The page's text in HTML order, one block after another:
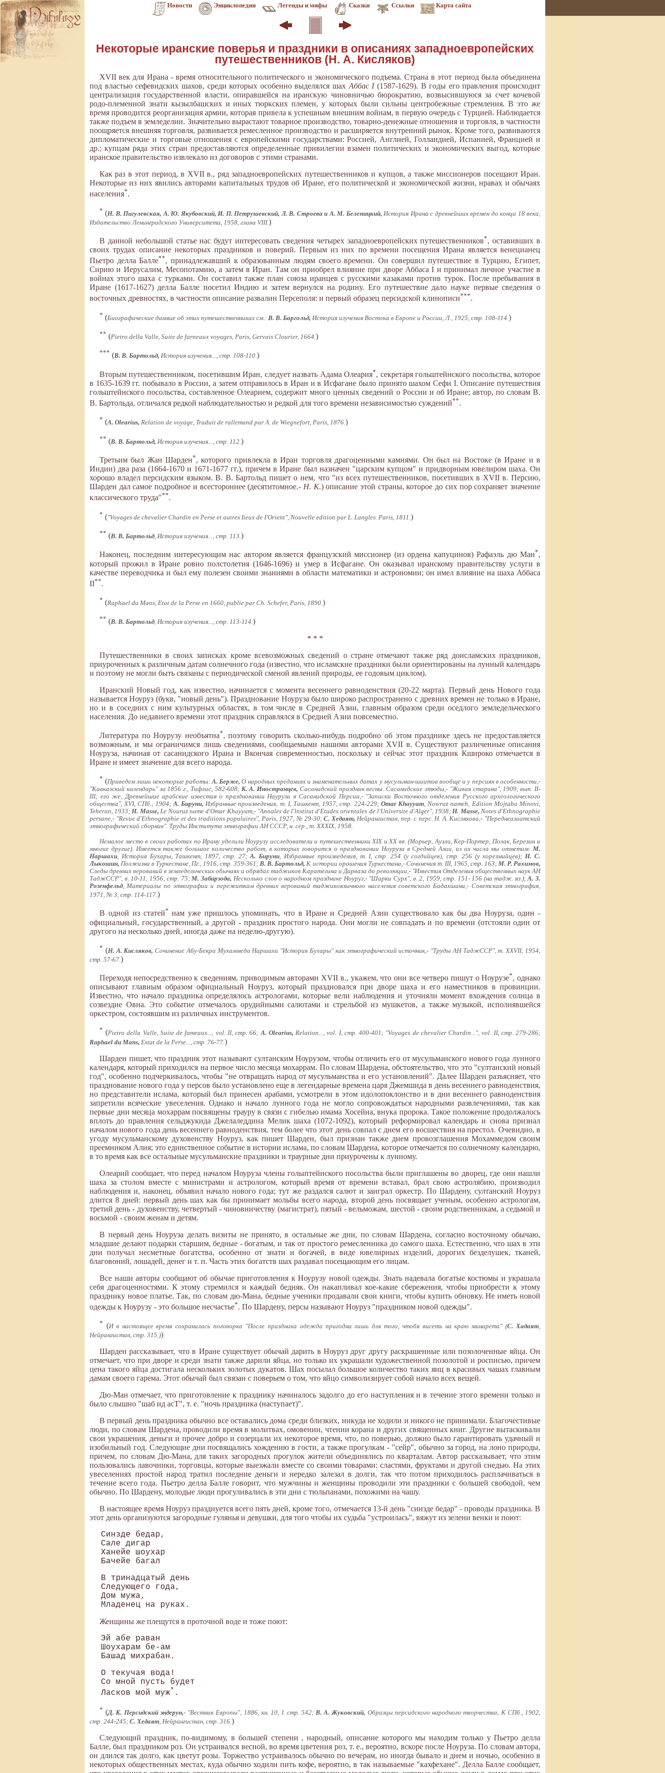
Новости Энциклопедия Легенды и мифы Сказки Ссылки Карта сайта
Некоторые иранские поверья и праздники в описаниях западноевропейских
путешественников (Н. А. Кисляков)
XVII век для Ирана - время относительного политического и экономического подъема. Страна в этот период была объединена
под властью сефевидских шахов, среди которых особенно выделялся шах Аббас I(1587-1629). В годы его правления происходит
централизация государственной власти, опиравшейся на иранскую чиновничью бюрократию, возвысившуюся за счет кочевой
родо-племенной знати кызылбашских и иных тюркских племен, у которых были сильны центробежные стремления. В это же
время проводится реорганизация армии, которая привела к успешным внешним войнам, в первую очередь с Турцией. Наблюдается
также подъем в земледелии. Значительно вырастают товарное производство, товарно-денежные отношения и торговля, в частности
поощряется внешняя торговля, развивается ремесленное производство и расширяется внутренний рынок. Кроме того, развиваются
дипломатические и торговые отношения с европейскими государствами: Россией, Англией, Голландией, Испанией, Францией и
др.; купцам ряда этих стран предоставляются определенные привилегии взамен политических и экономических выгод, которые
иранское правительство извлекало из договоров с этими странами.
Как раз в этот период, в XVII в., ряд западноевропейских путешественников и купцов, а также миссионеров посещают Иран.
Некоторые из них явились авторами капитальных трудов об Иране, его политической и экономической жизни, нравах и обычаях
населения*.
* (Н. В. Пигулевская, А. Ю. Якубовский, И. П. Петрушевский, Л. В. Строева и А. М. Беленицкий, История Ирана с древнейших времен до конца 18 века,
Издательство Ленинградского Университета, 1958, глава VIII.)
В данной небольшой статье нас будут интересовать сведения четырех западноевропейских путешественников*, оставивших в
своих трудах описание некоторых праздников и поверий. Первым из них по времени посещения Ирана является венецианец
Пьетро делла Балле**, принадлежавший к образованным людям своего времени. Он совершил путешествие в Турцию, Египет,
Сирию и Иерусалим, Месопотамию, а затем в Иран. Там он приобрел влияние при дворе Аббаса I и принимал личное участие в
войнах этого шаха с турками. Он составил также план союза иранцев с русскими казаками против турок. После пребывания в
Иране (1617-1627) делла Балле посетил Индию и затем вернулся на родину. Его путешествие дало науке первые сведения о
восточных древностях, в частности описание развалин Персеполя: и первый образец персидской клинописи***.
* (Биографические данные об этих путешественниках см.: В. В. Баргольд, История изучения Востока в Европе и России, Л., 1925, стр. 108-114.)
** (Pietro della Valle, Suite de farneaux voyages, Paris, Gervais Clourier, 1664.)
*** (В. В. Бартольд, История изучения..., стр. 108-110.)
Вторым путешественником, посетившим Иран, следует назвать Адама Олеария*, секретаря гольштейнского посольства, которое
в 1635-1639 гг. побывало в России, а затем отправилось в Иран и в Исфагане было принято шахом Сефи I. Описание путешествия
гольштейнского посольства, составленное Олеарием, содержит много ценных сведений о России и об Иране; автор, по словам В.
В. Бартольда, отличался редкой наблюдательностью и редкой для того времени независимостью суждений**.
* (A. Olearius, Relation de voyage, Traduit de rallemand par A. de Wiegnefort, Paris, 1876.)
** (В. В. Бартольд, История изучения..., стр. 112.)
Третьим был Жан Шарден*, которого привлекла в Иран торговля драгоценными камнями. Он был на Востоке (в Иране и в
Индии) два раза (1664-1670 и 1671-1677 гг.), причем в Иране был назначен "царским купцом" и придворным ювелиром шаха. Он
хорошо владел персидским языком. В. В. Бартольд пишет о нем, что "из всех путешественников, посетивших в XVII в. Персию,
Шарден дал самое подробное и всестороннее (десятитомное.- Н. К.) описание этой страны, которое до сих пор сохраняет значение
классического труда"**.
* ("Voyages de chevalier Chardin en Perse et autres Iieux de I'Orient", Nouvelle edition par L. Langles. Paris, 1811.)
** (В. В. Бартольд, История изучения..., стр. 113.)
Наконец, последним интересующим нас автором является французский миссионер (из ордена капуцинов) Рафаэль дю Ман*,
который прожил в Иране ровно полстолетия (1646-1696) и умер в Исфагане. Он оказывал иранскому правительству услуги в
качестве переводчика и был ему полезен своими знаниями в области математики и астрономии; он имел влияние на шаха Аббаса
II**.
* (Raphael du Mans, Etat de la Perse en 1660, publie par Ch. Schefer, Paris, 1890.)
** (В. В. Бартольд, История изучения..., стр. 113-114.)
* * *
Путешественники в своих записках кроме всевозможных сведений о стране отмечают также ряд доисламских праздников,
приуроченных к различным датам солнечного года (известно, что исламские праздники были ориентированы на лунный календарь
и поэтому не могли быть связаны с периодической сменой явлений природы, ее годовым циклом).
Иранский Новый год, как известно, начинается с момента весеннего равноденствия (20-22 марта). Первый день Нового года
называется Ноуруз (букв, "новый день"). Празднование Ноуруза было широко распространено с древних времен не только в Иране,
но и в соседних с ним культурных областях, в том числе в Средней Азии, главным образом среди оседлого земледельческого
населения. До недавнего времени этот праздник справлялся в Средней Азии повсеместно.
Литература по Ноурузу необъятна*, поэтому говорить сколько-нибудь подробно об этом празднике здесь не предоставляется
возможным, и мы ограничимся лишь сведениями, сообщаемыми нашими авторами XVII в. Существуют различенные описания
Ноуруза, начиная от сасанидского Ирана и Вкончая современностью, поскольку и сейчас этот праздник Кшироко отмечается в
Иране и имеет значение для всего народа.
* (Приведем лишь некоторые работы:А. Берже, О народных преданиях и знаменательных датах у мусульман-шиитов вообще и у персиян в особенности,-
"Кавказский календарь" за 1856 г., Тифлис, 582-608; К. А. Иностранцев, Сасанидский праздник весны. Сасанидские этюды,- "Живая старина", 1909, вып. II-
III; его же, Древнейшие арабские известия о праздновании Науруза в Сасанидской Персии,- "Записки Восточного отделения Русского археологического
общества", XVI, СПб., 1904;А. Бируни, Избранные произведения, т. I, Ташкент, 1957, стр. 224-229; Omar Khayyam, Nowruz nameh, Edition Mojtaba Minovi,
Teheran, 1933;H. Masse, Le Nouruz name d'Omar Khayyam,- "Annales de l'lnstitut d'Etudes orientales de l'Universite d'Alger", 1938;H. Masse, Notes d'Ethnographie
persane,- "Revue d'Ethnographie et des traditions populaires", Paris, 1927, № 29-30;С. Хедаят, Нейрангистан, пер. с перс. Н. А. Кислякова,- "Переднеазиатский
этнографический сборник". Труды Института этнографии АН СССР, н. сер., т. XXXIX, 1958.
Немалое место в своих работах по Ирану уделили Ноурузу исследователи и путешественники XIX и XX вв. (Морьер, Аузли, Кер-Портер, Полак, Березин и
многие другие). Имеется также большое количество работ, в которых говорится о праздновании Ноуруза в Средней Азии, из их числа мы отметим: М.
Наршахи, История Бухары, Ташкент, 1897, стр. 27;А. Бируни, Избранные произведения, т. I, стр. 254 (у согдийцев), стр. 256 (у хорезмийцев);Н. С.
Лыкошин, Полжизни в Туркестане, Пг., 1916, стр. 359-361;В. В. Бартольд, К истории орошения Туркестана,- Сочинения т. III, 1965, стр. 163; М. Р. Рахимов,
Следы древних верований в земледельческих обычаях и обрядах таджиков Каратегина и Дарваза до революции,- "Известия Отделения общественных наук АН
ТаджССР", в. 10-11, 1956, стр. 75;М. Забирзода, Несколько слов о народном празднике Ноуруз,- "Шарки Сурх", в. 2, 1959, стр. 151- 156 (на тадж. яз.);А. З.
Розенфельд, Материалы по этнографии и пережиткам древних верований таджикоязычного населения советского Бадахшана,- Советская этнография,
1971, № 3, стр. 114-117.)
В одной из статей* нам уже пришлось упоминать, что в Иране и Средней Азии существовало как бы два Ноуруза, один -
официальный, государственный, а другой - праздник простого народа. Они могли не совпадать и по времени (отстояли один от
другого на несколько дней, иногда даже на неделю-другую).
* (Н. А. Кисляков, Сочинение Абу-Бекра Мухаммеда Наршахи "История Бухары" как этнографический источник,- "Труды АН ТаджССР", т. XXVII, 1954,
стр. 57-67.)
Переходя непосредственно к сведениям, приводимым авторами XVII в., укажем, что они все четверо пишут о Ноурузе*, однако
описывают главным образом официальный Ноуруз, который праздновался при дворе шаха и его наместников в провинции.
Известно, что начало праздника определялось астрологами, которые вели наблюдения и уточняли момент вхождения солнца в
созвездие Овна. Это событие отмечалось орудийными салютами и стрельбой из мушкетов, а также музыкой, исполнявшейся
оркестром, состоявшим из различных инструментов.
* (Pietro della Valle, Suite de fameaux..., vol. II, стр. 66;A. Olearius, Relation..., vol. I, стр. 400-401; "Voyages de chevalier Chardin...", vol. II, стр. 279-286;
Raphael du Mans, Estat de la Perse..., стр. 76-77. )
Шарден пишет, что праздник этот называют султанским Ноурузом, чтобы отличить его от мусульманского нового года лунного
календаря, который приходился на первое число месяца мохаррам. По словам Шардена, обстоятельство, что это "султанский новый
год", особенно подчеркивалось, чтобы "не отвращать народ от мусульманства и его установлений". Далее Шарден разъясняет, что
празднование нового года у персов было установлено еще в легендарные времена царя Джемшида в день весеннего равноденствия,
но представители ислама, который был принесен арабами, усмотрели в этом идолопоклонство и в дни весеннего равноденствия
запретили всяческие увеселения. Однако и начало лунного года не могло сопровождаться народными развлечениями, так как
первые дни месяца мохаррам посвящены трауру в связи с гибелью имама Хосейна, внука пророка. Такое положение продолжалось
вплоть до правления сельджукида Джелаледдина Мелик шаха (1072-1092), который реформировал календарь и снова признал
началом нового года день весеннего равноденствия, тем более что этот день совпал с днем его восшествия на престол. Очевидно, в
угоду мусульманскому духовенству Ноуруз, как пишет Шарден, был признан также днем провозглашения Мохаммедом своим
преемником Алия; это единственное событие в истории ислама, по словам Шардена, которое отмечается по солнечному календарю,
в то время как все остальные мусульманские праздники и траурные дни приурочены к лунному.
Олеарий сообщает, что перед началом Ноуруза члены голыптейнского посольства были приглашены во дворец, где они нашли
шаха за столом вместе с министрами и астрологом, который время от времени вставал, брал свою астролябию, производил
наблюдения и, наконец, объявил начало нового года; тут же раздался салют и заиграл оркестр. По Шардену, султанский Ноуруз
длится 8 дней: первый день шах как бы принимает мольбы всего народа, второй день посвящает ученым, особенно астрологам,
третий день - духовенству, четвертый - чиновничеству (магистрат), пятый - вельможам, шестой - своим родственникам, а седьмой и
восьмой - своим женам и детям.
В первый день Ноуруза делать визиты не принято, в остальные же дни, по словам Шардена, согласно восточному обычаю,
младшие делают подарки старшим, бедные - богатым, и так от простого ремесленника до самого шаха. Естественно, что шах в эти
дни получал несметные богатства, особенно от знати и богачей, в виде ювелирных изделий, дорогих безделушек, тканей,
благовоний, лошадей, денег и т. п. Часть этих богатств шах раздавал посещающим его лицам.
Все наши авторы сообщают об обычае приготовления к Ноурузу новой одежды. Знать надевала богатые костюмы и украшала
себя драгоценностями. К этому стремился и каждый бедняк. Он накапливал кое-какие сбережения, чтобы приобрести к этому
празднику новое платье. Так, по словам дю-Мана, бедные ученики продавали свои книги, чтобы купить обновку. Не иметь новой
одежды к Ноурузу - это большое несчастье*. По Шардену, персы называют Ноуруз "праздником новой одежды".
* (И в настоящее время сохранилась поговорка "После праздника одежда пригодна лишь для того, чтобя висеть на краю минарета" (С. Хадаят,
Нейрангистан, стр. 315.))
Шарден рассказывает, что в Иране существует обычай дарить в Ноуруз друг другу раскрашенные или позолоченные яйца. Он
отмечает, что при дворе и среди знати также дарили яйца, но только их украшали художественной позолотой и росписью, причем
цена такого яйца достигала нескольких золотых дукатов. Шах посылал большое количество таких яиц в красивых чашах главным
дамам своего гарема. Этот обычай был связан с поверьем о том, что яйцо символизирует собой начало всех вещей.
Дю-Ман отмечает, что приготовление к празднику начиналось задолго до его наступления и в течение этого времени только и
было слышно "шаб ид асТ", т. е. "ночь праздника (наступает)".
В первый день праздника обычно все оставались дома среди близких, никуда не ходили и никого не принимали. Благочестивые
люди, по словам Шардена, проводили время в молитвах, омовении, чтении корана и других священных книг. Другие вытаскивали
свои украшения, деньги и прочее добро и созерцали их некоторое время, что, по поверью, должно было гарантировать удачный и
изобильный год. Следующие дни посвящались хождению в гости, а также прогулкам - "сейр", обычно за город, на лоно природы,
причем, по словам Дю-Мана, для таких загородных прогулок жители объединялись по кварталам. Автор рассказывает, что этим
пользовались лавочники, торговцы, которые выезжали вместе со своими товарами: сластями, фруктами и другой снедью. На этих
увеселениях простой народ тратил последние деньги и нередко залезал в долги, так что потом приходилось расплачиваться в
течение всего года. Пьетро делла Балле говорит, что мужчины и женщины проводили эти праздники с большей свободой, чем
обычно. По Шардену, молодые люди прогуливались в эти дни с тюльпанами, похожими на чашу.
В настоящее время Ноуруз празднуется всего пять дней, кроме того, отмечается 13-й день "синзде бедар" - проводы праздника. В
этот день организуются загородные гулянья и девушки, для того чтобы их судьба "устроилась", вяжут из зелени венки и поют:
Синзде бедар,
Сале дигар
Ханейе шоухар
В тринадцатый день
Следующего года,
Дом мужа,
Женщины же плещутся в проточной воде и тоже поют:
Эй абе раван
Шоухарам бе-ам
О текучая вода!
Со мной пусть будет
Ласков мой муж*
* (Д. К. Персидский эндерун,- "Вестник Европы", 1886, кн. 10, 1 стр. 542; В. А. Жуковский, Образцы персидского народного творчества, К СПб., 1902,
стр. 244-245; С. Хедаят, Нейрангистан, стр. 316.)
Следующий праздник, по-видимому, в большей степени , народный, описание которого мы находим только у Пьетро делла
Балле, был праздником роз. Он устраивался весной, во время цветения роз, т. е., вероятно, вскоре после Ноуруза. По словам автора,
он длился так долго, как цветут розы. Торжество устраивалось обычно по вечерам, но иногда бывало и днем и ночью, особенно в
некоторых общественных местах, куда обычно ходили пить кофе, вероятно, в так называемые "кахфехане". Делла Балле сообщает,